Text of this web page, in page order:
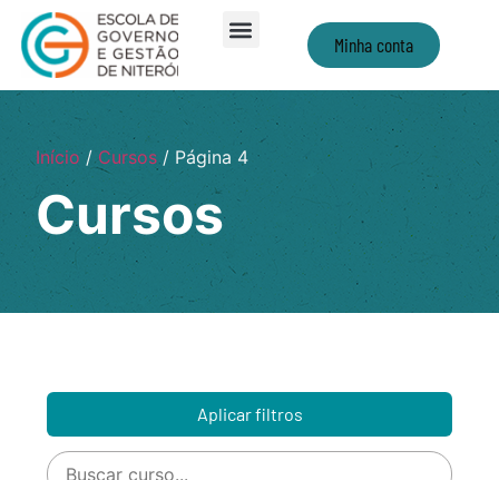
Minha conta
Início/Cursos/ Página 4
Cursos
Aplicar filtros